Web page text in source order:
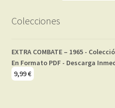
Colecciones
EXTRA COMBATE – 1965 -
En Formato PDF - Descarga
9,99€